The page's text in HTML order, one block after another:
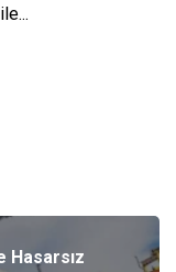
Hasarsız